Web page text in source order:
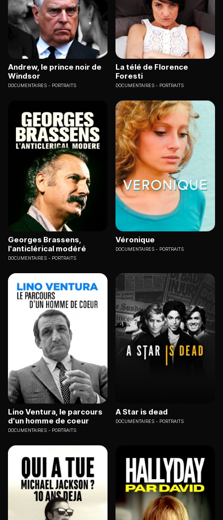
Andrew, le prince noir de
Windsor
DOCUMENTAIRES PORTRAITS
La télé de Florence
Foresti
DOCUMENTAIRES PORTRAITS
Georges Brassens,
l'anticlérical modéré
DOCUMENTAIRES PORTRAITS
Véronique
DOCUMENTAIRES PORTRAITS
Lino Ventura, le parcours
d'un homme de coeur
DOCUMENTAIRES PORTRAITS
A Star is dead
DOCUMENTAIRES PORTRAITS